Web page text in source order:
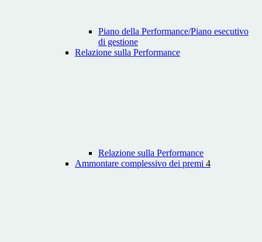
Piano della Performance/Piano esecutivo
di gestione
Relazione sulla Performance
Relazione sulla Performance
Ammontare complessivo dei premi 4